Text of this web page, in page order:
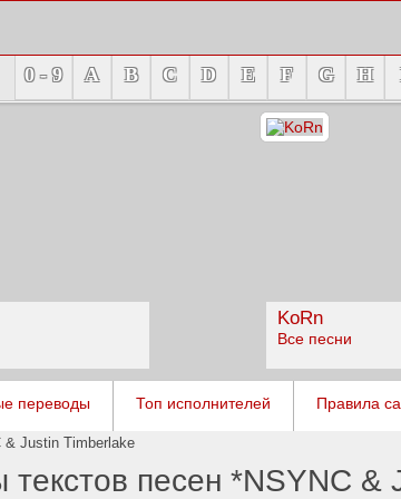
0 - 9 A B C D E F G H
KoRn
Все песни
переводы Топ исполнителей Правила
& Justin Timberlake
песен *NSYNC &